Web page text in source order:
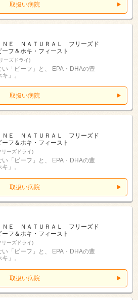
取扱い病院
ＮＥ ＮＡＴＵＲＡＬ フリーズド
フ＆ホキ・フィースト
ーズドライ)
い「ビーフ」と、 EPA・DHAの豊
」。
取扱い病院
ＮＥ ＮＡＴＵＲＡＬ フリーズド
フ＆ホキ・フィースト
ーズドライ)
い「ビーフ」と、 EPA・DHAの豊
」。
取扱い病院
ＮＥ ＮＡＴＵＲＡＬ フリーズド
フ＆ホキ・フィースト
ーズドライ)
い「ビーフ」と、 EPA・DHAの豊
」。
取扱い病院